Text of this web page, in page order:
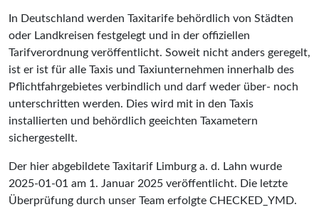
In Deutschland werden Taxitarife behördlich von Städten
oder Landkreisen festgelegt und in der offiziellen
Tarifverordnung veröffentlicht. Soweit nicht anders geregelt,
ist er ist für alle Taxis und Taxiunternehmen innerhalb des
Pflichtfahrgebietes verbindlich und darf weder über- noch
unterschritten werden. Dies wird mit in den Taxis
installierten und behördlich geeichten Taxametern
sichergestellt.
Der hier abgebildete Taxitarif Limburg a. d. Lahn wurde
2025-01-01 am 1. Januar 2025 veröffentlicht. Die letzte
Überprüfung durch unser Team erfolgte CHECKED_YMD.